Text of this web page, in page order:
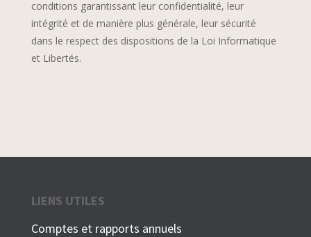
conditions garantissant leur confidentialité, leur
intégrité et de manière plus générale, leur sécurité
dans le respect des dispositions de la Loi Informatique
et Libertés.
LIENS UTILES
Comptes et rapports annuels